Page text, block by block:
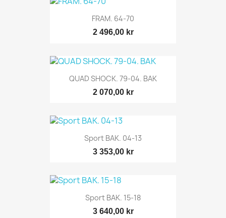
FRAM. 64-70
2 496,00 kr
QUAD SHOCK. 79-04. BAK
2 070,00 kr
Sport BAK. 04-13
3 353,00 kr
Sport BAK. 15-18
3 640,00 kr